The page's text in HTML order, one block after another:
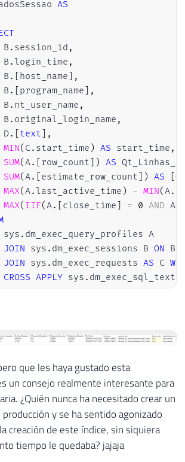
AS
B
. session_id ,
B
. login_time ,
B
. [host_name] ,
B
. [program_name] ,
B
. nt_user_name ,
B
. original_login_name ,
D
. [text] ,
MIN( C. start_time ) AS start_time ,
SUM(A. [row_count] ) AS
SUM(A. [estimate_row_count] ) AS [
MAX(A. last_active_time ) - MIN(A.
MAX( IIF(A. [close_time] = 0 AND A.
sys
. dm_exec_query_profiles A
JOIN sys . dm_exec_sessions B ON B
JOIN sys . dm_exec_requests AS C
CROSS APPLY sys . dm_exec_sql_text
B
.session_id,
B
.login_time,
B
.[ host_name] ,
program_name
,
nt_user_name
,
. original_login_name ,
D
.[text]
AS
que les haya gustado esta
un consejo realmente interesante para
¿Quién nunca ha necesitado crear un
y se ha sentido agonizado
creación de este índice, sin siquiera
tiempo le quedaba? jajaja